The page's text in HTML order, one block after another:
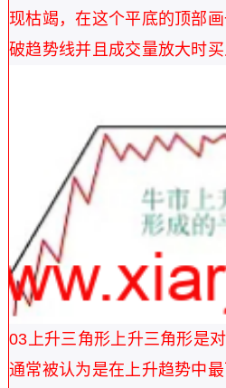
现枯竭，在这个平底的顶部
破趋势线并且成交量放大时买
03 上升三角形 上升三角形是
通常被认为是在上升趋势中